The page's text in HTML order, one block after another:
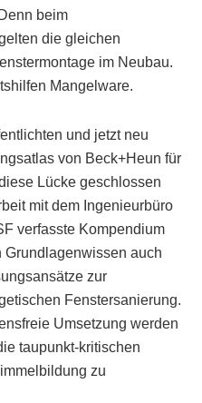
beim
die gleichen
im Neubau.
Mangelware.
und jetzt neu
von Beck+Heun für
Lücke geschlossen
mit dem Ingenieurbüro
verfasste Kompendium
Grundlagenwissen auch
zur
Fenstersanierung.
Umsetzung werden
taupunkt-kritischen
zu